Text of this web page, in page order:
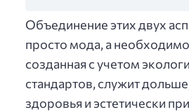
Объединение этих двух
просто мода, а
созданная с учетом
стандартов, служит
здоровья и эстетически